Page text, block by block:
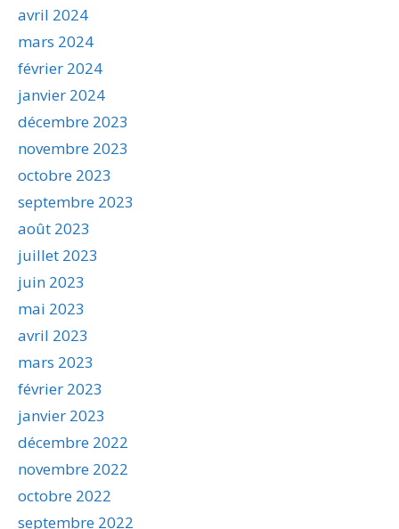
avril 2024
mars 2024
février 2024
janvier 2024
décembre 2023
novembre 2023
octobre 2023
septembre 2023
août 2023
juillet 2023
juin 2023
mai 2023
avril 2023
mars 2023
février 2023
janvier 2023
décembre 2022
novembre 2022
octobre 2022
septembre 2022